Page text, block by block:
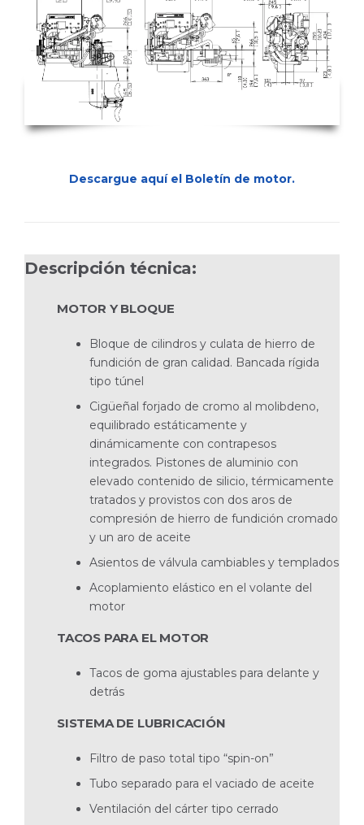
Descargue aquí el Boletín de motor.
Descripción técnica:
MOTOR Y BLOQUE
Bloque de cilindros y culata de hierro de
fundición de gran calidad. Bancada rígida
tipo túnel
Cigüeñal forjado de cromo al molibdeno,
equilib­rado estáticamente y
dinámicamente con contrape­sos
integrados. Pistones de aluminio con
elevado contenido de silicio, térmicamente
tratados y provistos con dos aros de
compresión de hierro de fundición cromado
y un aro de aceite
Asientos de válvula cambiables y templados
Acoplamiento elástico en el volante del
motor
TACOS PARA EL MOTOR
Tacos de goma ajustables para delante y
detrás
SISTEMA DE LUBRICACIÓN
Filtro de paso total tipo “spin-on”
Tubo separado para el vaciado de aceite
Ventilación del cárter tipo cerrado